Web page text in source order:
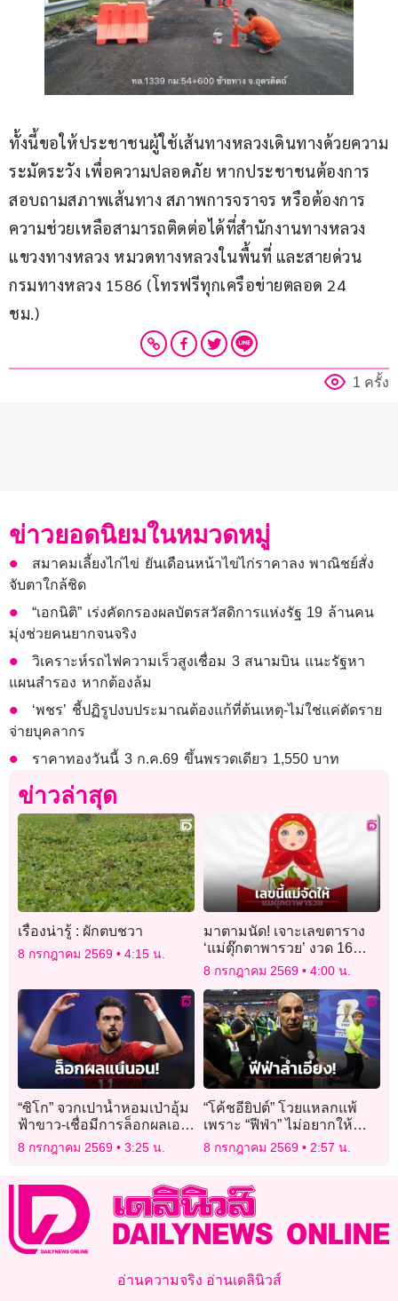
ทั้งนี้ขอให้ประชาชนผู้ใช้เส้นทางหลวงเดินทางด้วยความ
ระมัดระวัง เพื่อความปลอดภัย หากประชาชนต้องการ
สอบถามสภาพเส้นทาง สภาพการจราจร หรือต้องการ
ความช่วยเหลือสามารถติดต่อได้ที่สำนักงานทางหลวง
แขวงทางหลวง หมวดทางหลวงในพื้นที่ และสายด่วน
กรมทางหลวง 1586 (โทรฟรีทุกเครือข่ายตลอด 24
ชม.)
1 ครั้ง
ข่าวยอดนิยมในหมวดหมู่
สมาคมเลี้ยงไก่ไข่ ยันเดือนหน้าไข่ไก่ราคาลง พาณิชย์สั่ง
จับตาใกล้ชิด
“เอกนิติ” เร่งคัดกรองผลบัตรสวัสดิการแห่งรัฐ 19 ล้านคน
มุ่งช่วยคนยากจนจริง
วิเคราะห์รถไฟความเร็วสูงเชื่อม 3 สนามบิน แนะรัฐหา
แผนสำรอง หากต้องล้ม
‘พชร’ ชี้ปฏิรูปงบประมาณต้องแก้ที่ต้นเหตุ-ไม่ใช่แค่ตัดราย
จ่ายบุคลากร
ราคาทองวันนี้ 3 ก.ค.69 ขึ้นพรวดเดียว 1,550 บาท
ข่าวล่าสุด
เรื่องน่ารู้ : ผักตบชวา
8 กรกฎาคม 2569 4:15 น.
มาตามนัด! เจาะเลขตาราง
‘แม่ตุ๊กตาพารวย’ งวด 16
ก.ค. 69 คอหวยแห่ซูมเลข
ชอบ-ตัวเลข 9 ช่อง”
8 กรกฎาคม 2569 4:00 น.
“ซิโก” จวกเปาน้ำหอมเป่าอุ้ม
ฟ้าขาว-เชื่อมีการล็อกผลเอา
ไว้แล้ว
8 กรกฎาคม 2569 3:25 น.
“โค้ชอียิปต์” โวยแหลกแพ้
เพราะ “ฟีฟ่า” ไม่อยากให้
“เมสซี” ตกรอบ
8 กรกฎาคม 2569 2:57 น.
อ่านความจริง อ่านเดลินิวส์